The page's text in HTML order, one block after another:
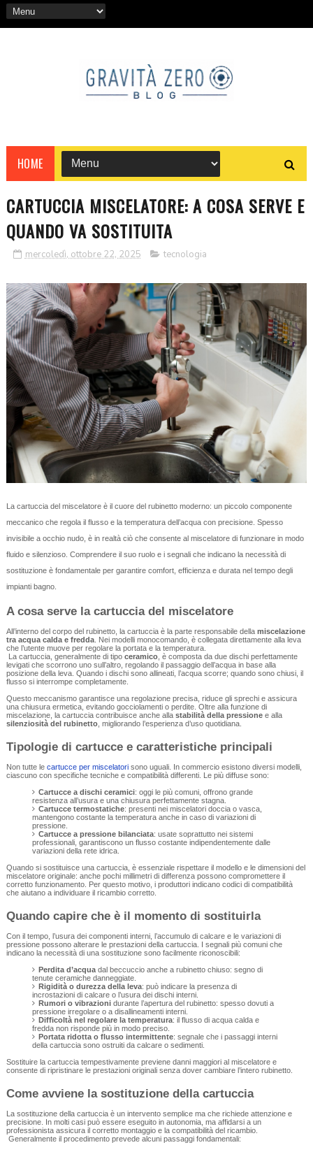
HOME
CARTUCCIA MISCELATORE: A COSA SERVE E
QUANDO VA SOSTITUITA
mercoledì, ottobre 22, 2025 tecnologia
La cartuccia del miscelatore è il cuore del rubinetto moderno: un piccolo componente
meccanico che regola il flusso e la temperatura dell’acqua con precisione. Spesso
invisibile a occhio nudo, è in realtà ciò che consente al miscelatore di funzionare in modo
fluido e silenzioso. Comprendere il suo ruolo e i segnali che indicano la necessità di
sostituzione è fondamentale per garantire comfort, efficienza e durata nel tempo degli
impianti bagno.
A cosa serve la cartuccia del miscelatore
All’interno del corpo del rubinetto, la cartuccia è la parte responsabile della miscelazione
tra acqua calda e fredda. Nei modelli monocomando, è collegata direttamente alla leva
che l’utente muove per regolare la portata e la temperatura.
La cartuccia, generalmente di tipo ceramico, è composta da due dischi perfettamente
levigati che scorrono uno sull’altro, regolando il passaggio dell’acqua in base alla
posizione della leva. Quando i dischi sono allineati, l’acqua scorre; quando sono chiusi, il
flusso si interrompe completamente.
Questo meccanismo garantisce una regolazione precisa, riduce gli sprechi e assicura
una chiusura ermetica, evitando gocciolamenti o perdite. Oltre alla funzione di
miscelazione, la cartuccia contribuisce anche alla stabilità della pressionee alla
silenziosità del rubinetto, migliorando l’esperienza d’uso quotidiana.
Tipologie di cartucce e caratteristiche principali
Non tutte le cartucce per miscelatorisono uguali. In commercio esistono diversi modelli,
ciascuno con specifiche tecniche e compatibilità differenti. Le più diffuse sono:
Cartucce a dischi ceramici: oggi le più comuni, offrono grande
resistenza all’usura e una chiusura perfettamente stagna.
Cartucce termostatiche: presenti nei miscelatori doccia o vasca,
mantengono costante la temperatura anche in caso di variazioni di
pressione.
Cartucce a pressione bilanciata: usate soprattutto nei sistemi
professionali, garantiscono un flusso costante indipendentemente dalle
variazioni della rete idrica.
Quando si sostituisce una cartuccia, è essenziale rispettare il modello e le dimensioni del
miscelatore originale: anche pochi millimetri di differenza possono compromettere il
corretto funzionamento. Per questo motivo, i produttori indicano codici di compatibilità
che aiutano a individuare il ricambio corretto.
Quando capire che è il momento di sostituirla
Con il tempo, l’usura dei componenti interni, l’accumulo di calcare e le variazioni di
pressione possono alterare le prestazioni della cartuccia. I segnali più comuni che
indicano la necessità di una sostituzione sono facilmente riconoscibili:
Perdita d’acqua dal beccuccio anche a rubinetto chiuso: segno di
tenute ceramiche danneggiate.
Rigidità o durezza della leva: può indicare la presenza di
incrostazioni di calcare o l’usura dei dischi interni.
Rumori o vibrazioni durante l’apertura del rubinetto: spesso dovuti a
pressione irregolare o a disallineamenti interni.
Difficoltà nel regolare la temperatura: il flusso di acqua calda e
fredda non risponde più in modo preciso.
Portata ridotta o flusso intermittente: segnale che i passaggi interni
della cartuccia sono ostruiti da calcare o sedimenti.
Sostituire la cartuccia tempestivamente previene danni maggiori al miscelatore e
consente di ripristinare le prestazioni originali senza dover cambiare l’intero rubinetto.
Come avviene la sostituzione della cartuccia
La sostituzione della cartuccia è un intervento semplice ma che richiede attenzione e
precisione. In molti casi può essere eseguito in autonomia, ma affidarsi a un
professionista assicura il corretto montaggio e la compatibilità del ricambio.
Generalmente il procedimento prevede alcuni passaggi fondamentali: